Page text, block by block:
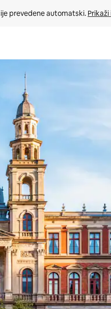
prevedene automatski. Prikaži
prema gore i prema dolje,